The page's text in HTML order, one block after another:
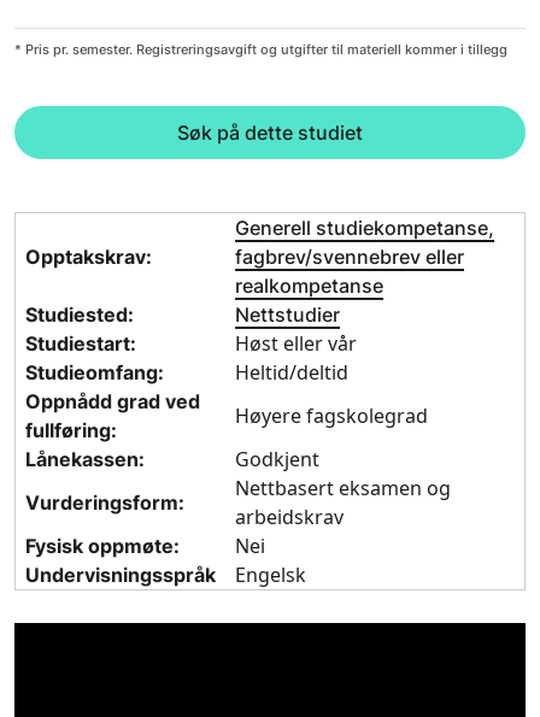
* Pris pr. semester. Registreringsavgift og utgifter til materiell kommer i tillegg
Søk på dette studiet
Opptakskrav:
Generell studiekompetanse,
fagbrev/svennebrev eller
realkompetanse
Studiested:
Nettstudier
Studiestart:
Høst eller vår
Studieomfang: Heltid/deltid
Oppnådd grad ved
fullføring:
Høyere fagskolegrad
Lånekassen: Godkjent
Vurderingsform:
Nettbasert eksamen og
arbeidskrav
Fysisk oppmøte: Nei
Undervisningsspråk Engelsk